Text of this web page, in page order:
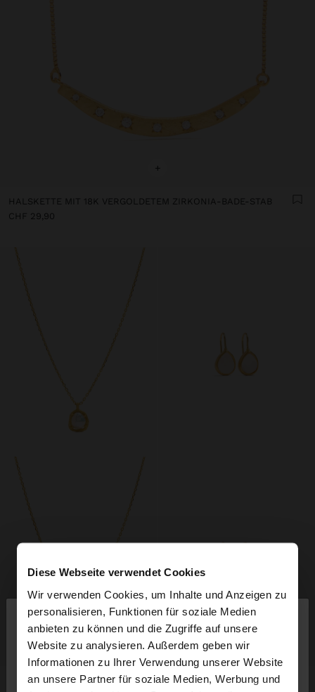
Diese Webseite verwendet Cookies
Wir verwenden Cookies, um Inhalte und Anzeigen zu
personalisieren, Funktionen für soziale Medien
anbieten zu können und die Zugriffe auf unsere
Website zu analysieren. Außerdem geben wir
Informationen zu Ihrer Verwendung unserer Website
an unsere Partner für soziale Medien, Werbung und
hallo
Sie greifen von Schweiz auf die Website zu.
Möchten Sie unsere United States Website
+
HALSKETTE MIT 18K VERGOLDETEM ZIRKONIA-BADE-STAB
CHF 29,90
+
HALSKETTE MIT PERLENANHÄNGER, 18K VERGOLDET
+